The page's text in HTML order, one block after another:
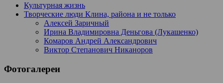
Культурная жизнь
Творческие люди Клина, района и не только
Алексей Заричный
Ирина Владимировна Деньгова (Лукашенко)
Комаров Андрей Александрович
Виктор Степанович Никаноров
Фотогалереи